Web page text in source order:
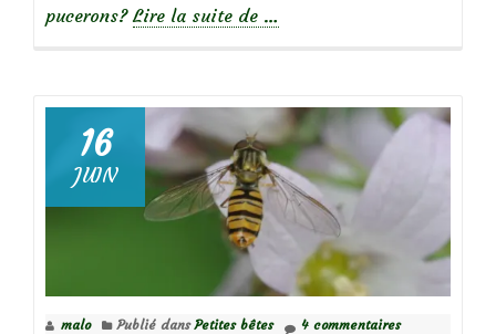
pucerons? Lire la suite de à
voyez-
vous?
…
16
JUIN
malo Publié dansPetites bêtes 4 commentaires